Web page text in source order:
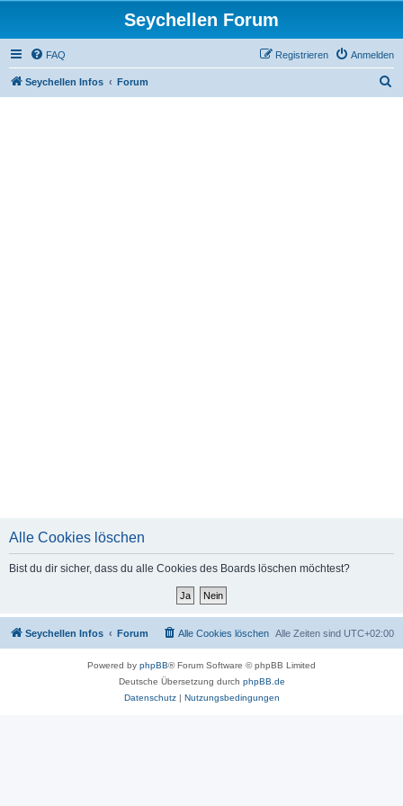
Seychellen Forum
FAQ Anmelden
Registrieren
Seychellen Infos Forum
Alle Cookies löschen
Bist du dir sicher, dass du alle Cookies des Boards löschen möchtest?
Seychellen Infos Forum Alle Zeiten sind UTC+02:00
Alle Cookies löschen
Powered by phpBB® Forum Software © phpBB Limited
Deutsche Übersetzung durch phpBB.de
Datenschutz| Nutzungsbedingungen